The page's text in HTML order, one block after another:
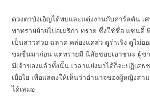
ดวงตาบังเอิญได้พบและแต่งงานกับคาร์ลตัน เ
พาทรายย้ายไปอเมริกา ทราย ซึ่งใช้ชื่อ แซนดี้
เป็นสาวสวย ฉลาด คล่องแคล่ว ดูร่าเริง ดูไม่ออ
ขมขื่นมาก่อน แต่ทรายมี นิสัยชอบเอาชนะ ผู้ช
มีเจ้าของแล้วทั้งนั้น เวลาแย่งมาได้ก็จะปฏิเส
เยื่อไย เพื่อแสดงให้เห็นว่าอำนาจของผู้หญิงสา
ได้เสมอ